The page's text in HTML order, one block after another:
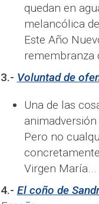
quedan en
melancólica
Este Año
remembranza
3.- Voluntad de
Una de las
Pero no
Virgen María...
4.- El coño de